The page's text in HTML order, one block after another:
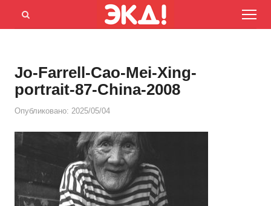
Menu
Открыть
Jo-Farrell-Cao-Mei-Xing-
portrait-87-China-2008
Опубликовано: 2025/05/04